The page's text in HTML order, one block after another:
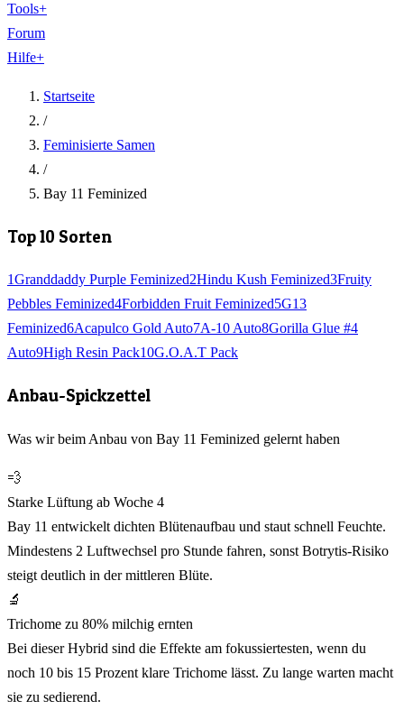
Tools+
Forum
Hilfe+
Startseite
/
Feminisierte Samen
/
Bay 11 Feminized
Top 10 Sorten
1Granddaddy Purple Feminized2Hindu Kush Feminized3Fruity
Pebbles Feminized4Forbidden Fruit Feminized5G13
Feminized6Acapulco Gold Auto7A-10 Auto8Gorilla Glue #4
Auto9High Resin Pack10G.O.A.T Pack
Anbau-Spickzettel
Was wir beim Anbau von Bay 11 Feminized gelernt haben
💨
Starke Lüftung ab Woche 4
Bay 11 entwickelt dichten Blütenaufbau und staut schnell Feuchte.
Mindestens 2 Luftwechsel pro Stunde fahren, sonst Botrytis-Risiko
steigt deutlich in der mittleren Blüte.
🔬
Trichome zu 80% milchig ernten
Bei dieser Hybrid sind die Effekte am fokussiertesten, wenn du
noch 10 bis 15 Prozent klare Trichome lässt. Zu lange warten macht
sie zu sedierend.